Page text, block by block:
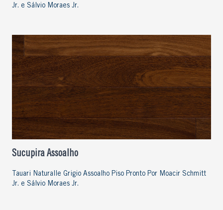
Jr. e Sálvio Moraes Jr.
Sucupira Assoalho
Tauari Naturalle Grigio Assoalho Piso Pronto Por Moacir Schmitt
Jr. e Sálvio Moraes Jr.